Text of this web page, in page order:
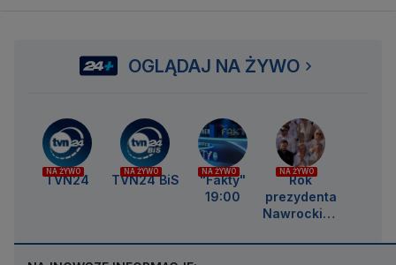
OGLĄDAJ NA ŻYWO
NA ŻYWO
TVN24
NA ŻYWO
TVN24 BiS
NA ŻYWO
"Fakty"
19:00
NA ŻYWO
Rok
prezydenta
Nawrockieg